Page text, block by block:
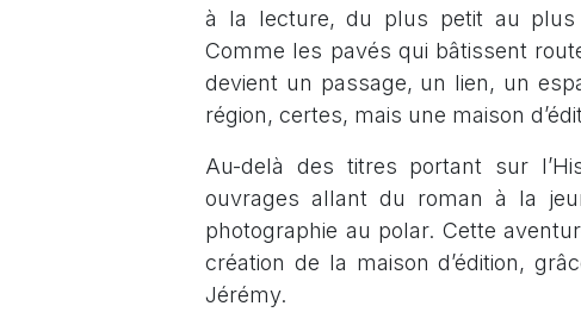
à la lecture, du plus petit au plus
Comme les pavés qui bâtissent
devient un passage, un lien, un
région, certes, mais une maison
Au-delà des titres portant sur
ouvrages allant du roman à la
photographie au polar. Cette
création de la maison d’édition,
Jérémy.